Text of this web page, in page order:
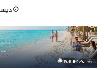
ديسمبر